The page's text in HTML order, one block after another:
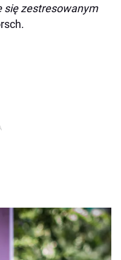
się zestresowanym